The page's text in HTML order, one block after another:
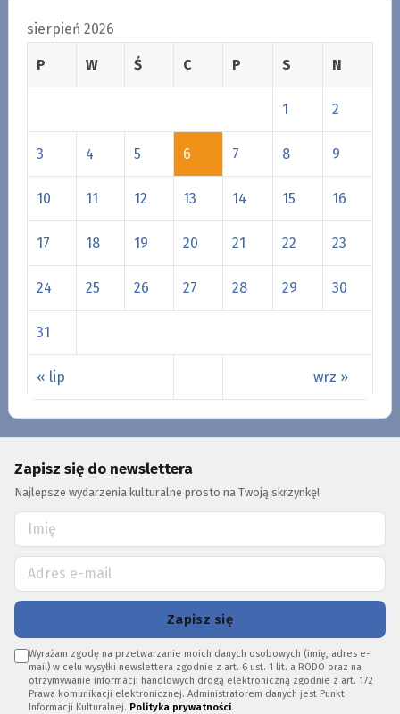
sierpień 2026
P W Ś C P S N
« lip wrz »
1 2
3 4 5 6 7 8 9
10 11 12 13 14 15 16
17 18 19 20 21 22 23
24 25 26 27 28 29 30
31
Zapisz się do newslettera
Najlepsze wydarzenia kulturalne prosto na Twoją skrzynkę!
Zapisz się
Wyrażam zgodę na przetwarzanie moich danych osobowych (imię, adres e-
mail) w celu wysyłki newslettera zgodnie z art. 6 ust. 1 lit. a RODO oraz na
otrzymywanie informacji handlowych drogą elektroniczną zgodnie z art. 172
Prawa komunikacji elektronicznej. Administratorem danych jest Punkt
Informacji Kulturalnej. Polityka prywatności.